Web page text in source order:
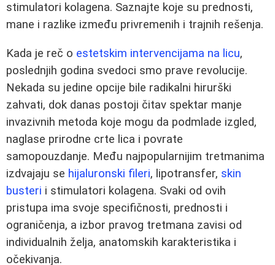
stimulatori kolagena. Saznajte koje su prednosti,
mane i razlike između privremenih i trajnih rešenja.
Kada je reč o estetskim intervencijama na licu,
poslednjih godina svedoci smo prave revolucije.
Nekada su jedine opcije bile radikalni hirurški
zahvati, dok danas postoji čitav spektar manje
invazivnih metoda koje mogu da podmlade izgled,
naglase prirodne crte lica i povrate
samopouzdanje. Među najpopularnijim tretmanima
izdvajaju se hijaluronski fileri, lipotransfer, skin
busteri i stimulatori kolagena. Svaki od ovih
pristupa ima svoje specifičnosti, prednosti i
ograničenja, a izbor pravog tretmana zavisi od
individualnih želja, anatomskih karakteristika i
očekivanja.